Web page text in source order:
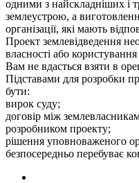
одними з найскладніших і
землеустрою, а
організації, які мають
Проект землевідведення
власності або
Вам не вдасться взяти в
Підставами для розробки
бути:
вирок суду;
договір між
розробником проекту;
рішення уповноваженого
безпосередньо перебуває